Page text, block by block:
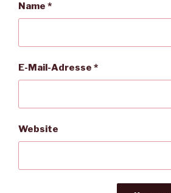
Name *
E-Mail-Adresse *
Website